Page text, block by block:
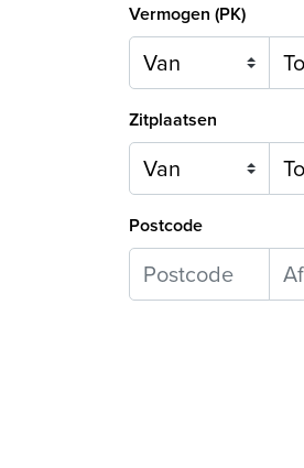
Vermogen (PK)
Zitplaatsen
Postcode